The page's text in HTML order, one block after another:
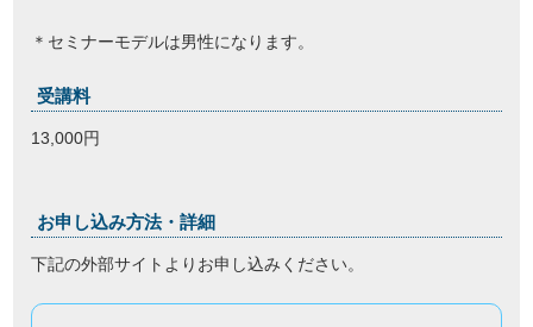
＊セミナーモデルは男性になります。
受講料
13,000円
お申し込み方法・詳細
下記の外部サイトよりお申し込みください。